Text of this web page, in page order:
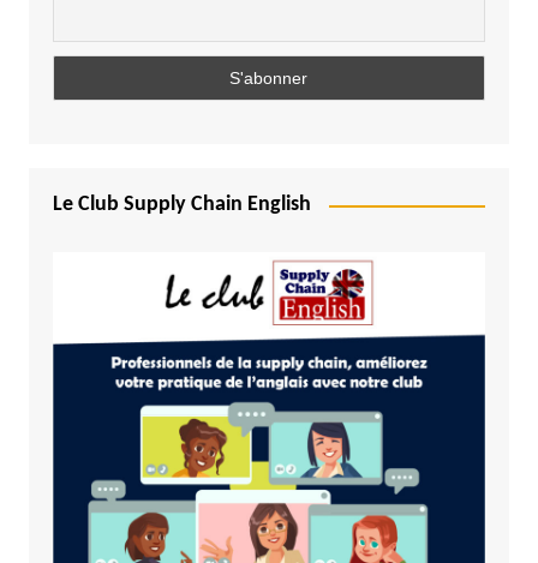
Le Club Supply Chain English